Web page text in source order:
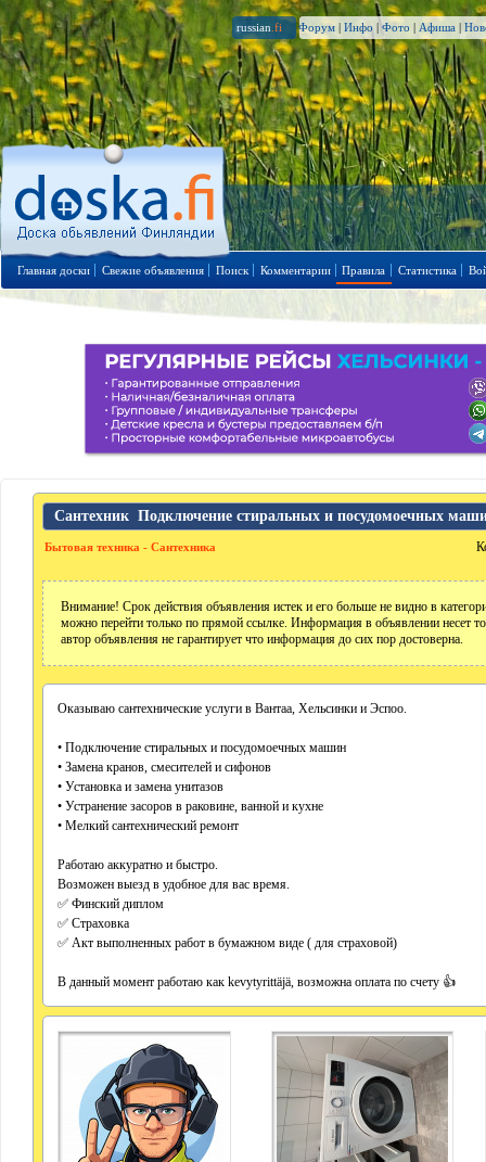
russian .fi Форум | Инфо | Фото | Афиша |
Главная доски Свежие объявления Поиск Комментарии Правила Статистика
Сантехник ‍ Подключение стиральных и посудомоечных
Бытовая техника - Сантехника
Внимание! Срок действия объявления истек и его больше не видно в
можно перейти только по прямой ссылке. Информация в объявлении несет
автор объявления не гарантирует что информация до сих пор достоверна.
Оказываю сантехнические услуги в Вантаа, Хельсинки и Эспоо.
• Подключение стиральных и посудомоечных машин
• Замена кранов, смесителей и сифонов
• Установка и замена унитазов
• Устранение засоров в раковине, ванной и кухне
• Мелкий сантехнический ремонт
Работаю аккуратно и быстро.
Возможен выезд в удобное для вас время.
✅ Финский диплом
✅ Страховка
✅ Акт выполненных работ в бумажном виде ( для страховой)
В данный момент работаю как kevytyrittäjä, возможна оплата по счету 👍